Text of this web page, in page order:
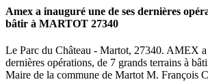
Amex a inauguré une de ses dernières
bâtir à MARTOT 27340
Le Parc du Château - Martot, 27340. AMEX a
dernières opérations, de 7 grands terrains à
Maire de la commune de Martot M. François